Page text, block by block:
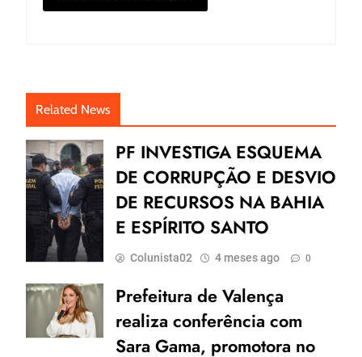
Related News
PF INVESTIGA ESQUEMA
DE CORRUPÇÃO E DESVIO
DE RECURSOS NA BAHIA
E ESPÍRITO SANTO
Colunista02 4 meses ago 0
Prefeitura de Valença
realiza conferência com
Sara Gama, promotora no